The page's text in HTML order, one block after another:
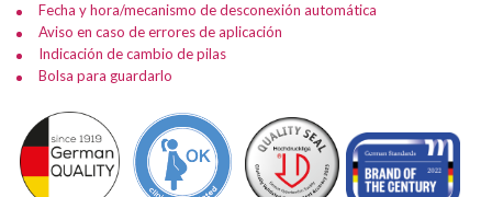
Fecha y hora/mecanismo de desconexión automática
Aviso en caso de errores de aplicación
Indicación de cambio de pilas
Bolsa para guardarlo